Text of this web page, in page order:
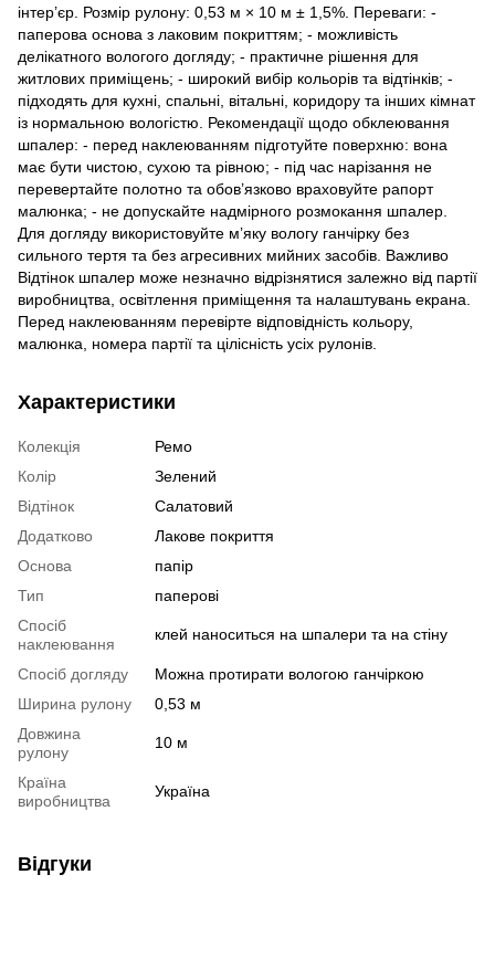
інтер’єр. Розмір рулону: 0,53 м × 10 м ± 1,5%. Переваги: -
паперова основа з лаковим покриттям; - можливість
делікатного вологого догляду; - практичне рішення для
житлових приміщень; - широкий вибір кольорів та відтінків; -
підходять для кухні, спальні, вітальні, коридору та інших кімнат
із нормальною вологістю. Рекомендації щодо обклеювання
шпалер: - перед наклеюванням підготуйте поверхню: вона
має бути чистою, сухою та рівною; - під час нарізання не
перевертайте полотно та обов’язково враховуйте рапорт
малюнка; - не допускайте надмірного розмокання шпалер.
Для догляду використовуйте м’яку вологу ганчірку без
сильного тертя та без агресивних мийних засобів. Важливо
Відтінок шпалер може незначно відрізнятися залежно від партії
виробництва, освітлення приміщення та налаштувань екрана.
Перед наклеюванням перевірте відповідність кольору,
малюнка, номера партії та цілісність усіх рулонів.
Характеристики
Колекція
Ремо
Колір
Зелений
Відтінок
Салатовий
Додатково
Лакове покриття
Основа
папір
Тип
паперові
Спосіб
наклеювання
клей наноситься на шпалери та на стіну
Спосіб догляду
Можна протирати вологою ганчіркою
Ширина рулону
0,53 м
Довжина
рулону
10 м
Країна
виробництва
Україна
Відгуки